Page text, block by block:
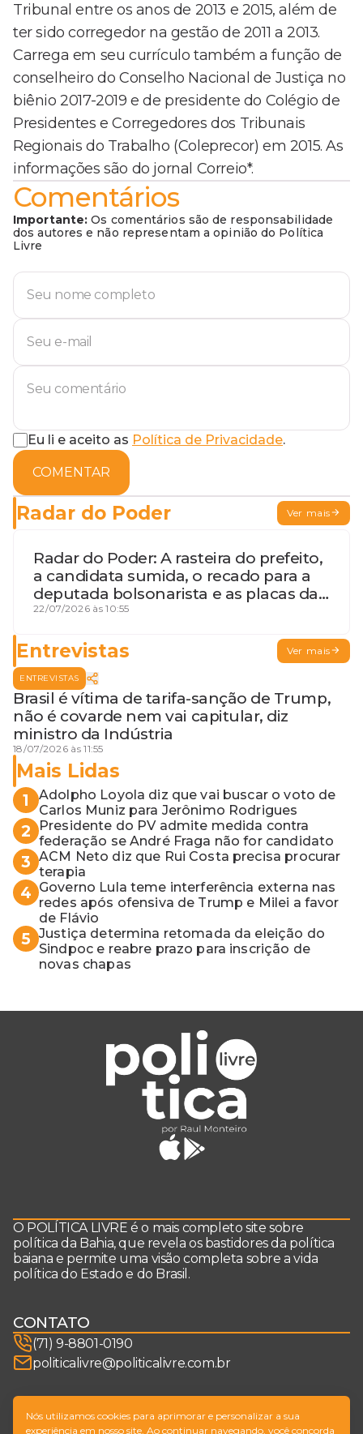
Tribunal entre os anos de 2013 e 2015, além de
ter sido corregedor na gestão de 2011 a 2013.
Carrega em seu currículo também a função de
conselheiro do Conselho Nacional de Justiça no
biênio 2017-2019 e de presidente do Colégio de
Presidentes e Corregedores dos Tribunais
Regionais do Trabalho (Coleprecor) em 2015. As
informações são do jornal Correio*.
Comentários
Importante: Os comentários são de responsabilidade
dos autores e não representam a opinião do Política
Livre
Eu li e aceito as Política de Privacidade.
COMENTAR
Radar do Poder Ver mais
Radar do Poder: A rasteira do prefeito,
a candidata sumida, o recado para a
deputada bolsonarista e as placas da
discórdia
22/07/2026 às 10:55
Entrevistas Ver mais
ENTREVISTAS
Brasil é vítima de tarifa-sanção de Trump,
não é covarde nem vai capitular, diz
ministro da Indústria
18/07/2026 às 11:55
Mais Lidas
1
Adolpho Loyola diz que vai buscar o voto de
Carlos Muniz para Jerônimo Rodrigues
2
Presidente do PV admite medida contra
federação se André Fraga não for candidato
3 ACM Neto diz que Rui Costa precisa procurar
terapia
4 Governo Lula teme interferência externa nas
redes após ofensiva de Trump e Milei a favor
de Flávio
5 Justiça determina retomada da eleição do
Sindpoc e reabre prazo para inscrição de
novas chapas
O POLÍTICA LIVRE é o mais completo site sobre
política da Bahia, que revela os bastidores da política
baiana e permite uma visão completa sobre a vida
política do Estado e do Brasil.
CONTATO
(71) 9-8801-0190
politicalivre@politicalivre.com.br
SIGA-NOS
Nós utilizamos cookies para aprimorar e personalizar a sua
experiência em nosso site. Ao continuar navegando, você concorda